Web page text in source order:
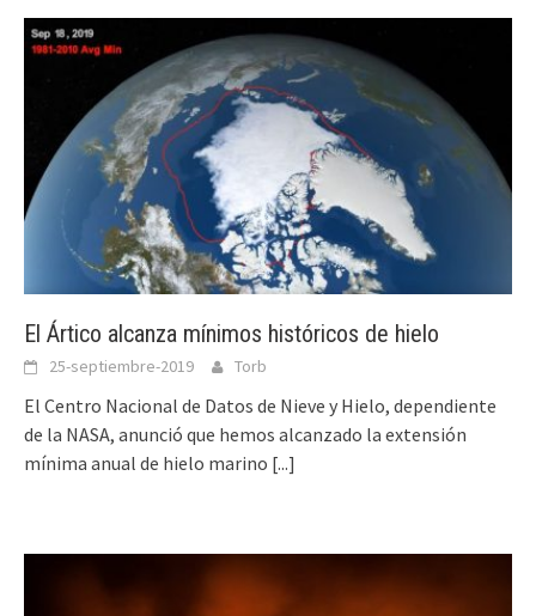
El Ártico alcanza mínimos históricos de hielo
25-septiembre-2019 Torb
El Centro Nacional de Datos de Nieve y Hielo, dependiente
de la NASA, anunció que hemos alcanzado la extensión
mínima anual de hielo marino [...]